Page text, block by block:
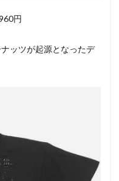
円
ッツが起源となったデ